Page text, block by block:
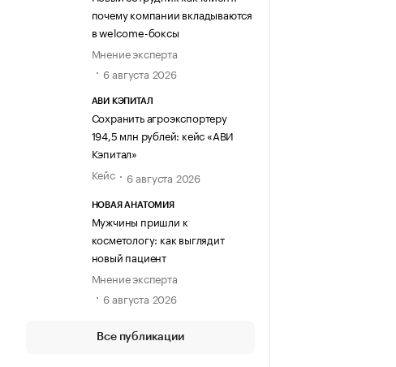
почему компании вкладываются
в welcome-боксы
Мнение эксперта
6 августа 2026
АВИ КЭПИТАЛ
Сохранить агроэкспортеру
194,5 млн рублей: кейс «АВИ
Кэпитал»
Кейс
6 августа 2026
НОВАЯ АНАТОМИЯ
Мужчины пришли к
косметологу: как выглядит
новый пациент
Мнение эксперта
6 августа 2026
Все публикации